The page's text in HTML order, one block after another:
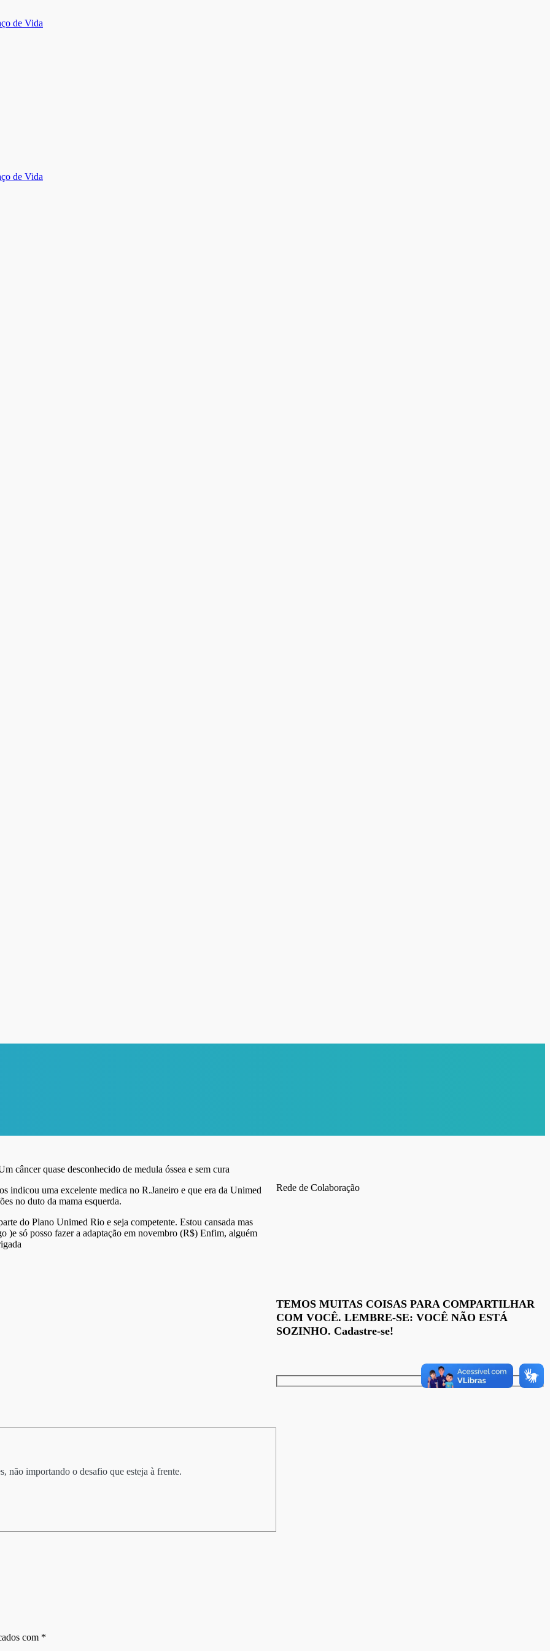
quase desconhecido de medula óssea e sem cura
indicou uma excelente medica no R.Janeiro e que era da Unimed
no duto da mama esquerda.
do Plano Unimed Rio e seja competente. Estou cansada mas
)e só posso fazer a adaptação em novembro (R$) Enfim, alguém
não importando o desafio que esteja à frente.
com *
Rede de Colaboração
TEMOS MUITAS COISAS PARA COMPARTILHAR
COM VOCÊ. LEMBRE-SE: VOCÊ NÃO ESTÁ
SOZINHO. Cadastre-se!